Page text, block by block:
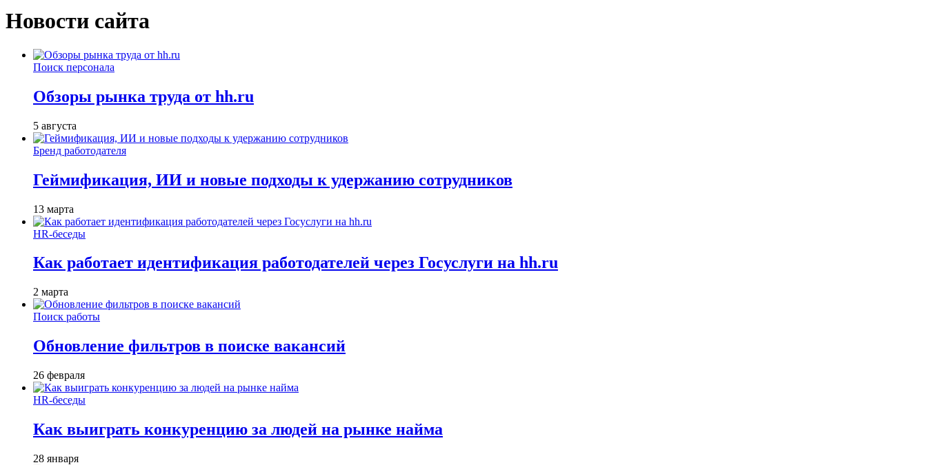
Новости сайта
Поиск персонала
Обзоры рынка труда от hh.ru
5 августа
Бренд работодателя
Геймификация, ИИ и новые подходы к удержанию сотрудников
13 марта
HR-беседы
Как работает идентификация работодателей через Госуслуги на hh.ru
2 марта
Поиск работы
Обновление фильтров в поиске вакансий
26 февраля
HR-беседы
Как выиграть конкуренцию за людей на рынке найма
28 января